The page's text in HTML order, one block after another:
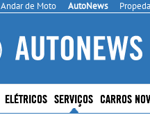
Andar de Moto AutoNews
ELÉTRICOS SERVIÇOS CARROS